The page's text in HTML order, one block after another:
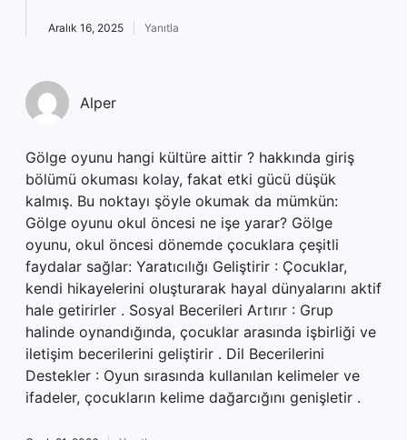
Aralık 16, 2025 Yanıtla
Alper
Gölge oyunu hangi kültüre aittir ? hakkında giriş
bölümü okuması kolay, fakat etki gücü düşük
kalmış. Bu noktayı şöyle okumak da mümkün:
Gölge oyunu okul öncesi ne işe yarar? Gölge
oyunu, okul öncesi dönemde çocuklara çeşitli
faydalar sağlar: Yaratıcılığı Geliştirir : Çocuklar,
kendi hikayelerini oluşturarak hayal dünyalarını aktif
hale getirirler . Sosyal Becerileri Artırır : Grup
halinde oynandığında, çocuklar arasında işbirliği ve
iletişim becerilerini geliştirir . Dil Becerilerini
Destekler : Oyun sırasında kullanılan kelimeler ve
ifadeler, çocukların kelime dağarcığını genişletir .